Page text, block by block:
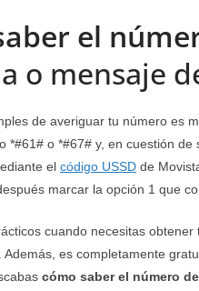
el
o mensaje
de averiguar tu número es
*#61# o *#67# y, en cuestión
el código USSD de
marcar la opción 1 que
cuando necesitas
Además, es completamente
cómo saber el número